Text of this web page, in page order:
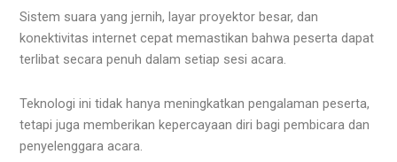
Sistem suara yang jernih, layar proyektor besar, dan
konektivitas internet cepat memastikan bahwa peserta dapat
terlibat secara penuh dalam setiap sesi acara.
Teknologi ini tidak hanya meningkatkan pengalaman peserta,
tetapi juga memberikan kepercayaan diri bagi pembicara dan
penyelenggara acara.